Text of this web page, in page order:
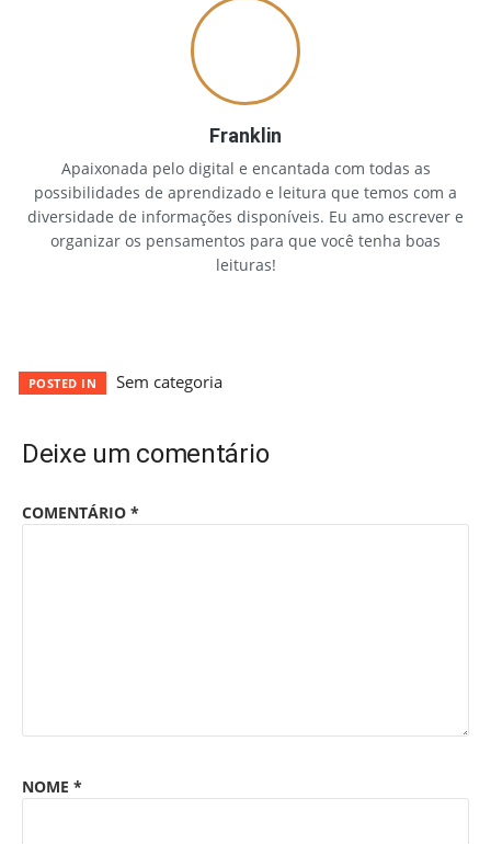
Franklin
Apaixonada pelo digital e encantada com todas as
possibilidades de aprendizado e leitura que temos com a
diversidade de informações disponíveis. Eu amo escrever e
organizar os pensamentos para que você tenha boas
leituras!
POSTED IN Sem categoria
Deixe um comentário
COMENTÁRIO *
NOME *